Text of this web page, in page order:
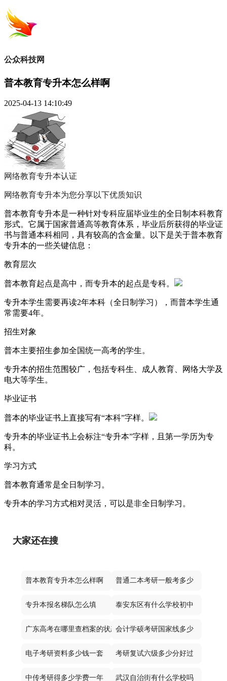
公众科技网
普本教育专升本怎么样啊
2025-04-13 14:10:49
网络教育专升本认证
网络教育专升本为您分享以下优质知识
普本教育专升本是一种针对专科应届毕业生的全日制本科教育
形式。它属于国家普通高等教育体系，毕业后所获得的毕业证
书与普通本科相同，具有较高的含金量。以下是关于普本教育
专升本的一些关键信息：
教育层次
普本教育起点是高中，而专升本的起点是专科。
专升本学生需要再读2年本科（全日制学习），而普本学生通
常需要4年。
招生对象
普本主要招生参加全国统一高考的学生。
专升本的招生范围较广，包括专科生、成人教育、网络大学及
电大等学生。
毕业证书
普本的毕业证书上直接写有“本科”字样。
专升本的毕业证书上会标注“专升本”字样，且第一学历为专
科。
学习方式
普本教育通常是全日制学习。
专升本的学习方式相对灵活，可以是非全日制学习。
大家还在搜
普本教育专升本怎么样啊 普通二本考研一般考多少
专升本报名梯队怎么填 泰安东区有什么学校初中
广东高考在哪里查档案的状态会计学硕考研国家线多少
电子考研资料多少钱一套 考研复试六级多少分好过
中传考研得多少学费一年 武汉自治街有什么学校吗